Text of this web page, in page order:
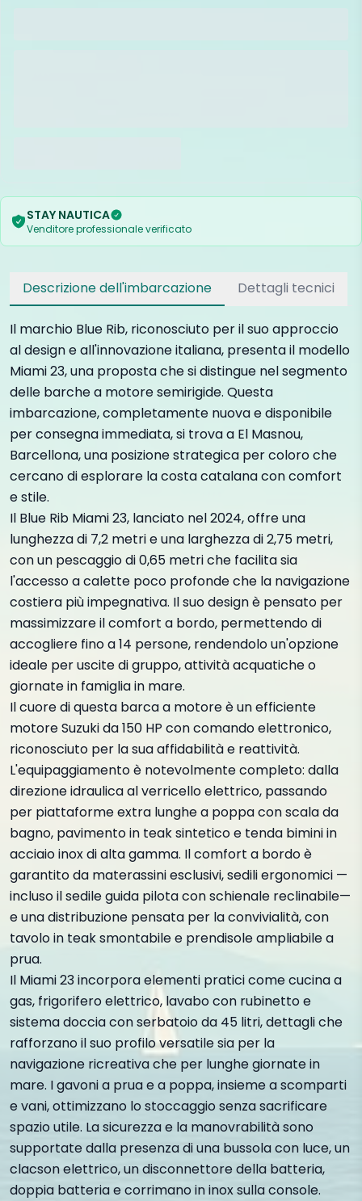
STAY NAUTICA
Venditore professionale verificato
Descrizione dell'imbarcazione Dettagli tecnici
Il marchio Blue Rib, riconosciuto per il suo approccio
al design e all'innovazione italiana, presenta il modello
Miami 23, una proposta che si distingue nel segmento
delle barche a motore semirigide. Questa
imbarcazione, completamente nuova e disponibile
per consegna immediata, si trova a El Masnou,
Barcellona, una posizione strategica per coloro che
cercano di esplorare la costa catalana con comfort
e stile.
Il Blue Rib Miami 23, lanciato nel 2024, offre una
lunghezza di 7,2 metri e una larghezza di 2,75 metri,
con un pescaggio di 0,65 metri che facilita sia
l'accesso a calette poco profonde che la navigazione
costiera più impegnativa. Il suo design è pensato per
massimizzare il comfort a bordo, permettendo di
accogliere fino a 14 persone, rendendolo un'opzione
ideale per uscite di gruppo, attività acquatiche o
giornate in famiglia in mare.
Il cuore di questa barca a motore è un efficiente
motore Suzuki da 150 HP con comando elettronico,
riconosciuto per la sua affidabilità e reattività.
L'equipaggiamento è notevolmente completo: dalla
direzione idraulica al verricello elettrico, passando
per piattaforme extra lunghe a poppa con scala da
bagno, pavimento in teak sintetico e tenda bimini in
acciaio inox di alta gamma. Il comfort a bordo è
garantito da materassini esclusivi, sedili ergonomici —
incluso il sedile guida pilota con schienale reclinabile—
e una distribuzione pensata per la convivialità, con
tavolo in teak smontabile e prendisole ampliabile a
prua.
Il Miami 23 incorpora elementi pratici come cucina a
gas, frigorifero elettrico, lavabo con rubinetto e
sistema doccia con serbatoio da 45 litri, dettagli che
rafforzano il suo profilo versatile sia per la
navigazione ricreativa che per lunghe giornate in
mare. I gavoni a prua e a poppa, insieme a scomparti
e vani, ottimizzano lo stoccaggio senza sacrificare
spazio utile. La sicurezza e la manovrabilità sono
supportate dalla presenza di una bussola con luce, un
clacson elettrico, un disconnettore della batteria,
doppia batteria e corrimano in inox sulla console.